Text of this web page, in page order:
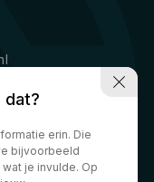
dat?
erin. Die
bijvoorbeeld
je invulde. Op